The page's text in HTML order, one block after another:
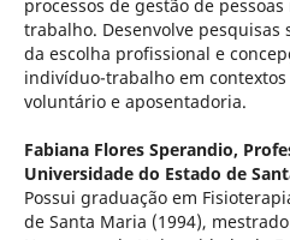
processos de gestão de
trabalho. Desenvolve pesquisas
da escolha profissional e
indivíduo-trabalho em
voluntário e aposentadoria.
Fabiana Flores Sperandio,
Universidade do Estado de
Possui graduação em
de Santa Maria (1994),